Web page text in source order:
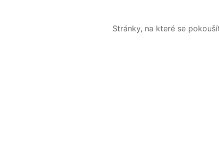
Stránky, na které se